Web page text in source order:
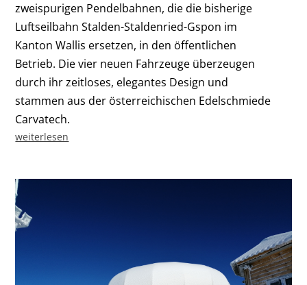
zweispurigen Pendelbahnen, die die bisherige
Luftseilbahn Stalden-Staldenried-Gspon im
Kanton Wallis ersetzen, in den öffentlichen
Betrieb. Die vier neuen Fahrzeuge überzeugen
durch ihr zeitloses, elegantes Design und
stammen aus der österreichischen Edelschmiede
Carvatech.
weiterlesen